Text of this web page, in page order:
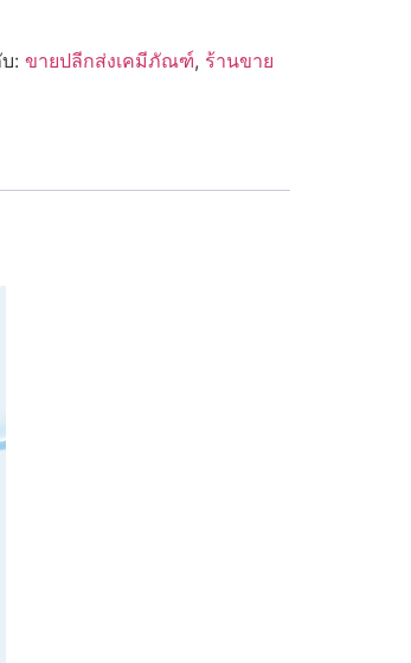
: ขายปลีกส่งเคมีภัณฑ์, ร้านขาย